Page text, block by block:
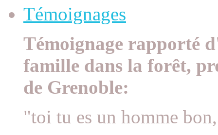
Témoignages
Témoignage rapporté
famille dans la forêt,
de Grenoble:
"toi tu es un homme